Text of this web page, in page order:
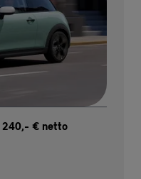
240,- € netto